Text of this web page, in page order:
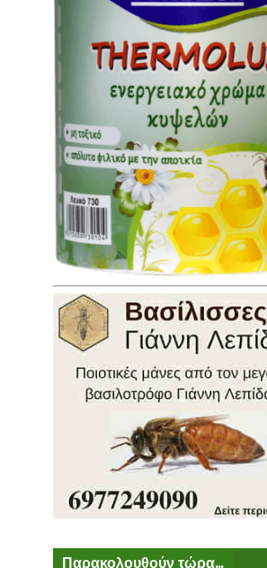
Παρακολουθούν τώρα...